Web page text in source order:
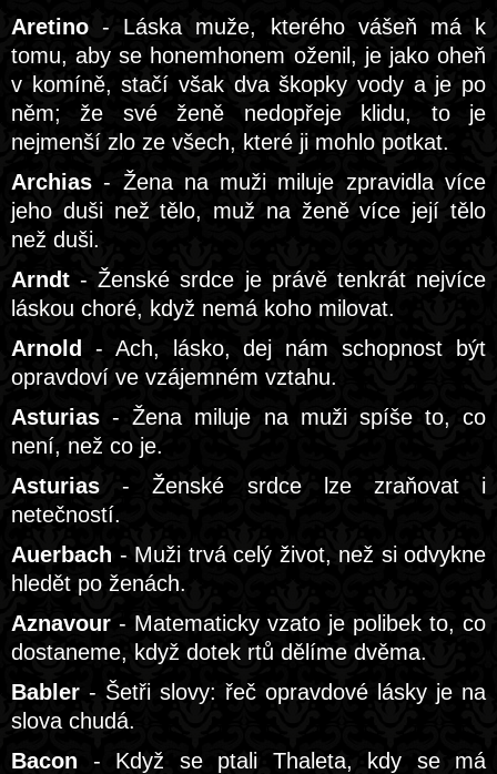
Aretino - Láska muže, kterého vášeň má k
tomu, aby se honemhonem oženil, je jako oheň
v komíně, stačí však dva škopky vody a je po
něm; že své ženě nedopřeje klidu, to je
nejmenší zlo ze všech, které ji mohlo potkat.
Archias - Žena na muži miluje zpravidla více
jeho duši než tělo, muž na ženě více její tělo
než duši.
Arndt - Ženské srdce je právě tenkrát nejvíce
láskou choré, když nemá koho milovat.
Arnold
- Ach, lásko, dej nám schopnost být
opravdoví ve vzájemném vztahu.
Asturias - Žena miluje na muži spíše to, co
není, než co je.
Asturias - Ženské srdce lze zraňovat i
netečností.
Auerbach - Muži trvá celý život, než si odvykne
hledět po ženách.
Aznavour - Matematicky vzato je polibek to, co
dostaneme, když dotek rtů dělíme dvěma.
Babler - Šetři slovy: řeč opravdové lásky je na
slova chudá.
Bacon - Když se ptali Thaleta, kdy se má